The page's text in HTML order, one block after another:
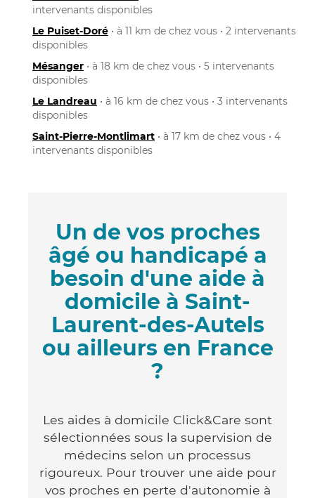
intervenants disponibles
Le Puiset-Doré • à 11 km de chez vous • 2 intervenants
disponibles
Mésanger • à 18 km de chez vous • 5 intervenants
disponibles
Le Landreau • à 16 km de chez vous • 3 intervenants
disponibles
Saint-Pierre-Montlimart • à 17 km de chez vous • 4
intervenants disponibles
Un de vos proches
âgé ou handicapé a
besoin d'une aide à
domicile à Saint-
Laurent-des-Autels
ou ailleurs en France
?
Les aides à domicile Click&Care sont
sélectionnées sous la supervision de
médecins selon un processus
rigoureux. Pour trouver une aide pour
vos proches en perte d'autonomie à